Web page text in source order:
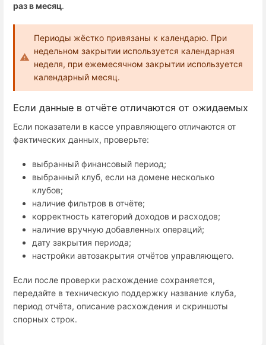
раз в месяц.
Периоды жёстко привязаны к календарю. При
недельном закрытии используется календарная
неделя, при ежемесячном закрытии используется
календарный месяц.
Если данные в отчёте отличаются от ожидаемых
Если показатели в кассе управляющего отличаются от
фактических данных, проверьте:
выбранный финансовый период;
выбранный клуб, если на домене несколько
клубов;
наличие фильтров в отчёте;
корректность категорий доходов и расходов;
наличие вручную добавленных операций;
дату закрытия периода;
настройки автозакрытия отчётов управляющего.
Если после проверки расхождение сохраняется,
передайте в техническую поддержку название клуба,
период отчёта, описание расхождения и скриншоты
спорных строк.